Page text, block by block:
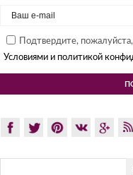
Подтвердите,
Условиями и политикой